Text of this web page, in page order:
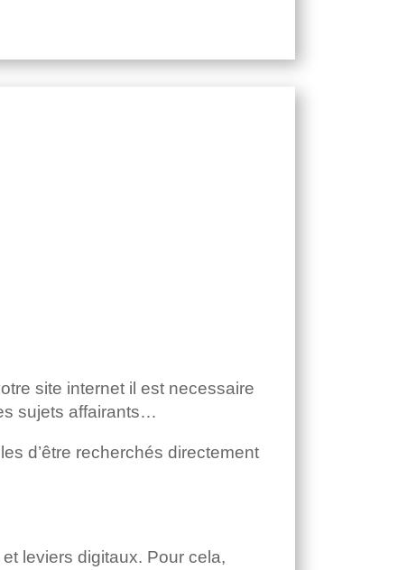
site internet il est necessaire
sujets affairants…
d’être recherchés directement
leviers digitaux. Pour cela,